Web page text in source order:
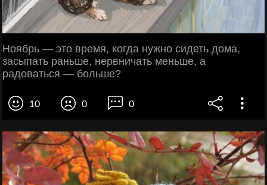
Ноябрь — это время, когда нужно сидеть дома,
засыпать раньше, нервничать меньше, а
радоваться — больше?
10 0 0